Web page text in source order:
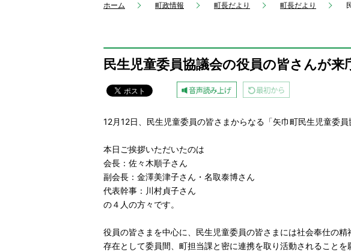
ホーム 町政情報 町長だより 町長だより
民生児童委員協議会の役員の皆さんが来
12月12日、民生児童委員の皆さまからなる「矢巾町民生児童委
本日ご挨拶いただいたのは
会長：佐々木順子さん
副会長：金澤美津子さん・名取泰博さん
代表幹事：川村貞子さん
の４人の方々です。
役員の皆さまを中心に、民生児童委員の皆さまには社会奉仕の
存在として委員間、町担当課と密に連携を取り活動されることを